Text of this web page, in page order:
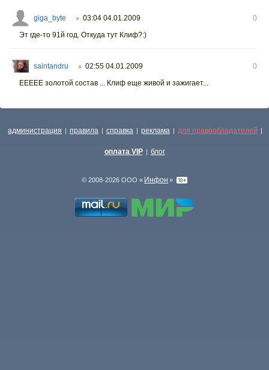
giga_byte ○ 03:04 04.01.2009
0
Эт где-то 91й год. Откуда тут Клиф?:)
saintandru ○ 02:55 04.01.2009
0
ЕЕЕЕЕ золотой состав ... Клиф еще живой и зажигает...
администрация | правила | справка | реклама | для правообладателей |
оплата VIP | блог
© 2008-2026 ООО « Инфон »